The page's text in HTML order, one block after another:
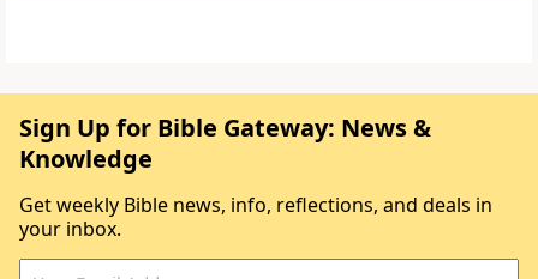
Sign Up for Bible Gateway: News &
Knowledge
Get weekly Bible news, info, reflections, and deals in
your inbox.